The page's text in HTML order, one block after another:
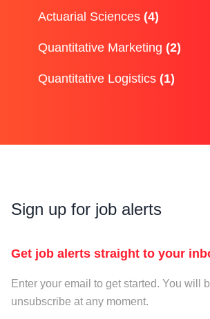
Actuarial Sciences (4)
Quantitative Marketing (2)
Quantitative Logistics (1)
Sign up for job alerts
Get job alerts straight to your
Enter your email to get started. You will
unsubscribe at any moment.